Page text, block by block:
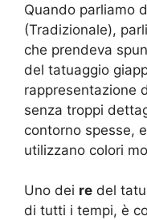
Quando parliamo
(Tradizionale),
che prendeva
del tatuaggio
rappresentazione
senza troppi
contorno spesse,
utilizzano colori
Uno dei re del
di tutti i tempi, è